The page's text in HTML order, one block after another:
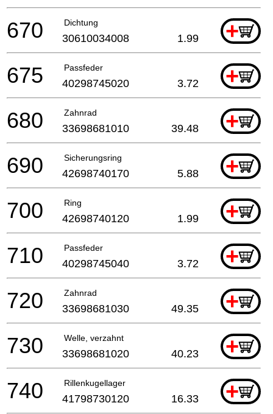
Dichtung +
670 30610034008 1.99
Passfeder +
675 40298745020 3.72
Zahnrad +
680 33698681010 39.48
Sicherungsring +
690 42698740170 5.88
Ring +
700 42698740120 1.99
Passfeder +
710 40298745040 3.72
Zahnrad +
720 33698681030 49.35
Welle, verzahnt +
730 33698681020 40.23
Rillenkugellager +
740 41798730120 16.33